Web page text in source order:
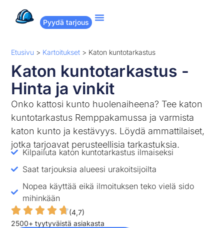
Pyydä tarjous
Etusivu > Kartoitukset > Katon kuntotarkastus
Katon kuntotarkastus -
Hinta ja vinkit
Onko kattosi kunto huolenaiheena? Tee katon
kuntotarkastus Remppakamussa ja varmista
katon kunto ja kestävyys. Löydä ammattilaiset,
jotka tarjoavat perusteellisia tarkastuksia.
Kilpailuta katon kuntotarkastus ilmaiseksi
Saat tarjouksia alueesi urakoitsijoilta
Nopea käyttää eikä ilmoituksen teko vielä sido
mihinkään
(4,7)
2500+ tyytyväistä asiakasta